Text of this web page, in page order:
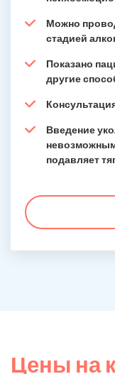
Можно
стадией
Показано
другие
Введение
подавляет
Цены на